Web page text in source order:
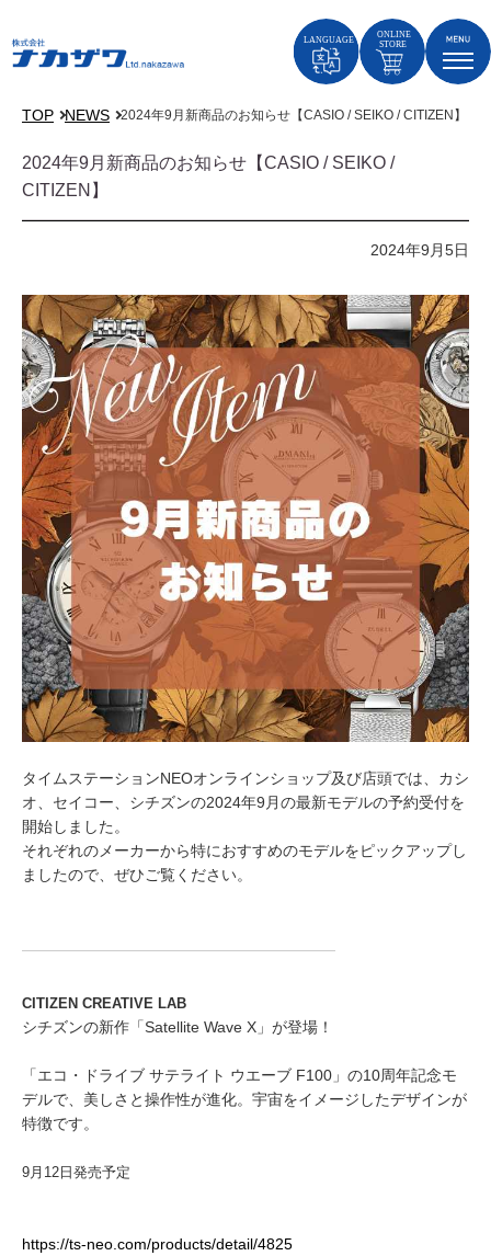
TOP NEWS 2024年9月新商品のお知らせ【CASIO / SEIKO / CITIZEN】
2024年9月新商品のお知らせ【CASIO / SEIKO /
CITIZEN】
2024年9月5日
タイムステーションNEOオンラインショップ及び店頭では、カシ
オ、セイコー、シチズンの2024年9月の最新モデルの予約受付を
開始しました。
それぞれのメーカーから特におすすめのモデルをピックアップし
ましたので、ぜひご覧ください。
CITIZEN CREATIVE LAB
シチズンの新作「Satellite Wave X」が登場！
「エコ・ドライブ サテライト ウエーブ F100」の10周年記念モ
デルで、美しさと操作性が進化。宇宙をイメージしたデザインが
特徴です。
9月12日発売予定
https://ts-neo.com/products/detail/4825